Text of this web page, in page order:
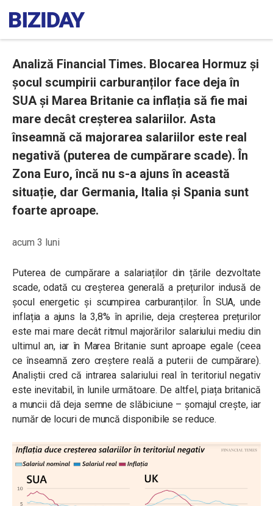
Analiză Financial Times. Blocarea Hormuz și
șocul scumpirii carburanților face deja în
SUA și Marea Britanie ca inflația să fie mai
mare decât creșterea salariilor. Asta
înseamnă că majorarea salariilor este real
negativă (puterea de cumpărare scade). În
Zona Euro, încă nu s-a ajuns în această
situație, dar Germania, Italia și Spania sunt
foarte aproape.
acum 3 luni
Puterea de cumpărare a salariaților din țările dezvoltate
scade, odată cu creșterea generală a prețurilor indusă de
șocul energetic și scumpirea carburanților. În SUA, unde
inflația a ajuns la 3,8% în aprilie, deja creșterea prețurilor
este mai mare decât ritmul majorărilor salariului mediu din
ultimul an, iar în Marea Britanie sunt aproape egale (ceea
ce înseamnă zero creștere reală a puterii de cumpărare).
Analiștii cred că intrarea salariului real în teritoriul negativ
este inevitabil, în lunile următoare. De altfel, piața britanică
a muncii dă deja semne de slăbiciune – șomajul crește, iar
număr de locuri de muncă disponibile se reduce.